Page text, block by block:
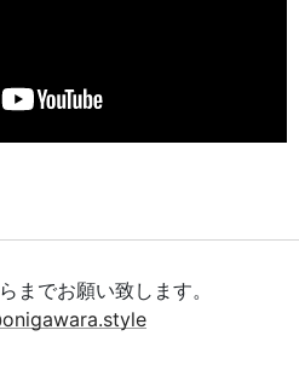
までお願い致します。